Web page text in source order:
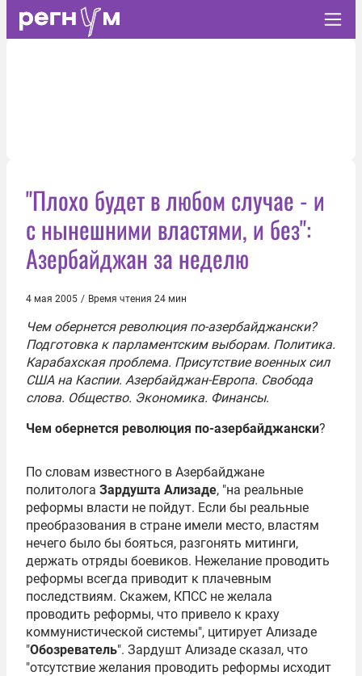
"Плохо будет в любом случае - и
с нынешними властями, и без":
Азербайджан за неделю
4 мая 2005 / Время чтения 24 мин
Чем обернется революция по-азербайджански?
Подготовка к парламентским выборам. Политика.
Карабахская проблема. Присутствие военных сил
США на Каспии. Азербайджан-Европа. Свобода
слова. Общество. Экономика. Финансы.
Чем обернется революция по-азербайджански?
По словам известного в Азербайджане
политолога Зардушта Ализаде, "на реальные
реформы власти не пойдут. Если бы реальные
преобразования в стране имели место, властям
нечего было бы бояться, разгонять митинги,
держать отряды боевиков. Нежелание проводить
реформы всегда приводит к плачевным
последствиям. Скажем, КПСС не желала
проводить реформы, что привело к краху
коммунистической системы", цитирует Ализаде
"Обозреватель". Зардушт Ализаде сказал, что
"отсутствие желания проводить реформы исходит